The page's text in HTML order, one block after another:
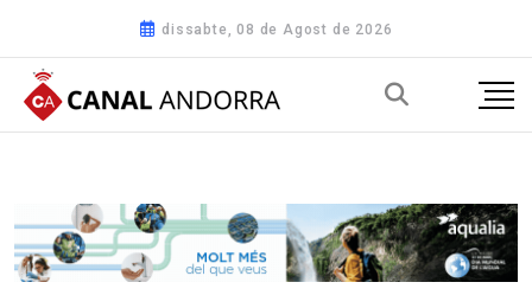
dissabte, 08 de Agost de 2026